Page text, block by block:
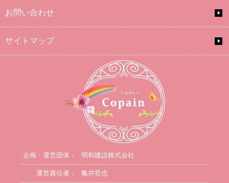
お問い合わせ
サイトマップ
企画・運営団体： 明和建設株式会社
運営責任者： 亀井哲也